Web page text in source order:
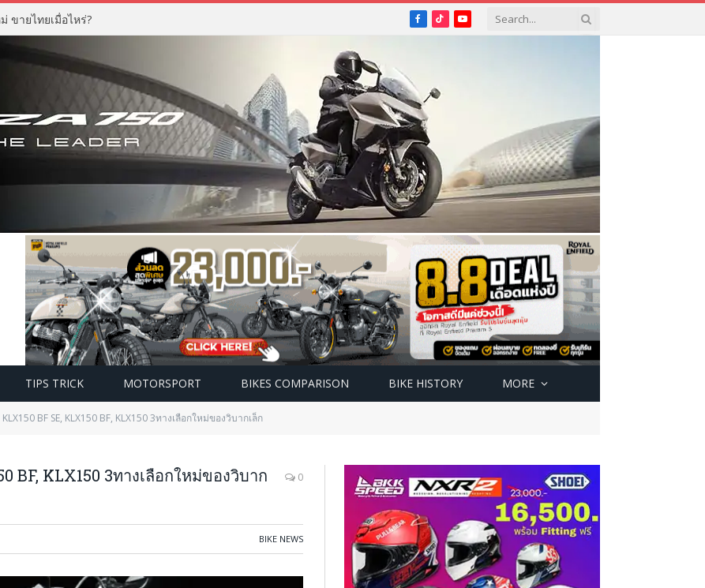
ขายไทยเมื่อไหร่? Facebook
TikTokYouTube
TIPS TRICK MOTORSPORT BIKES COMPARISON BIKE HISTORY MORE
BF SE, KLX150 BF, KLX150 3ทางเลือกใหม่ของวิบากเล็ก
BF, KLX150 3ทางเลือกใหม่ของวิบาก
0
BIKE NEWS